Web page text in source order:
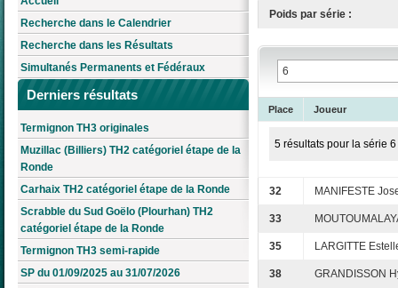
Recherche dans le Calendrier
Recherche dans les Résultats
Simultanés Permanents et Fédéraux
Derniers résultats
Termignon TH3 originales
Muzillac (Billiers) TH2 catégoriel étape de la
Ronde
Carhaix TH2 catégoriel étape de la Ronde
Scrabble du Sud Goëlo (Plourhan) TH2
catégoriel étape de la Ronde
Termignon TH3 semi-rapide
SP du 01/09/2025 au 31/07/2026
Poids par série :
Place Joueur
5 résultats pour la série 6
32 MANIFESTE
33
35 LARGITTE
38 GRANDISSON